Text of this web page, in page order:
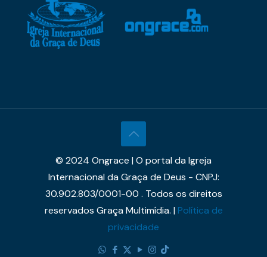
© 2024 Ongrace | O portal da Igreja
Internacional da Graça de Deus - CNPJ:
30.902.803/0001-00 . Todos os direitos
reservados Graça Multimídia. |Política de
privacidade